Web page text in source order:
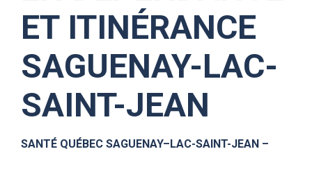
ET ITINÉRANCE
SAGUENAY-LAC-
SAINT-JEAN
SANTÉ QUÉBEC SAGUENAY–LAC-SAINT-JEAN –